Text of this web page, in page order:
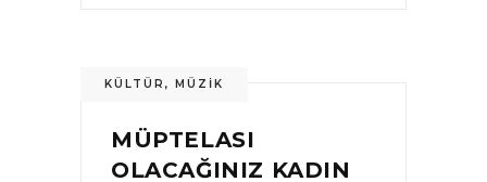
KÜLTÜR , MÜZIK
MÜPTELASI
OLACAĞINIZ KADIN